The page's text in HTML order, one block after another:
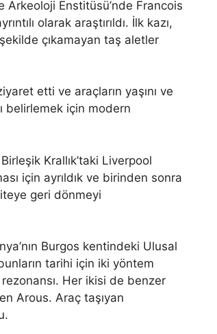
Arkeoloji Enstitüsü’nde Francois
olarak araştırıldı. İlk kazı,
çıkamayan taş aletler
etti ve araçların yaşını ve
belirlemek için modern
Krallık’taki Liverpool
için ayrıldık ve birinden sonra
geri dönmeyi
Burgos kentindeki Ulusal
tarihi için iki yöntem
Her ikisi de benzer
Arous. Araç taşıyan